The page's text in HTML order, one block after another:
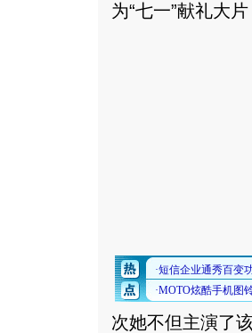
为“七一”献礼大
次她不但主演了